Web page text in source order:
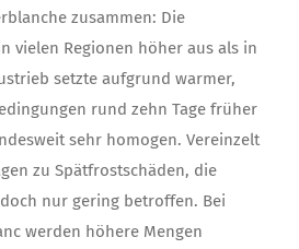
zusammen: Die
vielen Regionen höher aus als in
setzte aufgrund warmer,
rund zehn Tage früher
sehr homogen. Vereinzelt
zu Spätfrostschäden, die
nur gering betroffen. Bei
werden höhere Mengen